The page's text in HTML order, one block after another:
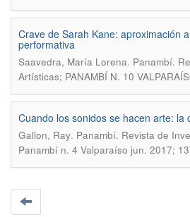
Crave de Sarah Kane: aproximación
performativa
Saavedra, María Lorena. Panambí.
Artísticas; PANAMBÍ N. 10
Cuando los sonidos se hacen arte: la
Gallon, Ray. Panambí. Revista de
Panambí n. 4 Valparaíso jun. 2017;